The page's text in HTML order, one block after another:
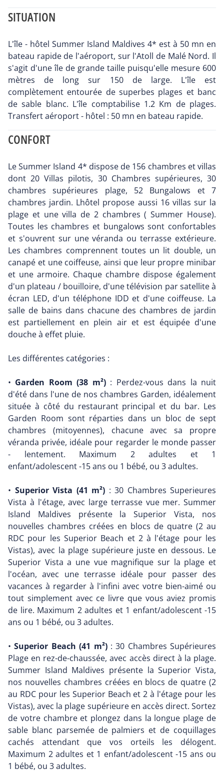
SITUATION
L'île - hôtel Summer Island Maldives 4* est à 50 mn en
bateau rapide de l'aéroport, sur l'Atoll de Malé Nord. Il
s'agit d'une île de grande taille puisqu'elle mesure 600
mètres de long sur 150 de large. L'île est
complètement entourée de superbes plages et banc
de sable blanc. L'île comptabilise 1.2 Km de plages.
Transfert aéroport - hôtel : 50 mn en bateau rapide.
CONFORT
Le Summer Island 4* dispose de 156 chambres et villas
dont 20 Villas pilotis, 30 Chambres supérieures, 30
chambres supérieures plage, 52 Bungalows et 7
chambres jardin. Lhôtel propose aussi 16 villas sur la
plage et une villa de 2 chambres ( Summer House).
Toutes les chambres et bungalows sont confortables
et s'ouvrent sur une véranda ou terrasse extérieure.
Les chambres comprennent toutes un lit double, un
canapé et une coiffeuse, ainsi que leur propre minibar
et une armoire. Chaque chambre dispose également
d'un plateau / bouilloire, d'une télévision par satellite à
écran LED, d'un téléphone IDD et d'une coiffeuse. La
salle de bains dans chacune des chambres de jardin
est partiellement en plein air et est équipée d'une
douche à effet pluie.
Les différentes catégories :
• Garden Room (38 m²): Perdez-vous dans la nuit
d'été dans l'une de nos chambres Garden, idéalement
située à côté du restaurant principal et du bar. Les
Garden Room sont réparties dans un bloc de sept
chambres (mitoyennes), chacune avec sa propre
véranda privée, idéale pour regarder le monde passer
- lentement. Maximum 2 adultes et 1
enfant/adolescent -15 ans ou 1 bébé, ou 3 adultes.
• Superior Vista (41 m²) : 30 Chambres Superieures
Vista à l'étage, avec large terrasse vue mer. Summer
Island Maldives présente la Superior Vista, nos
nouvelles chambres créées en blocs de quatre (2 au
RDC pour les Superior Beach et 2 à l'étage pour les
Vistas), avec la plage supérieure juste en dessous. Le
Superior Vista a une vue magnifique sur la plage et
l'océan, avec une terrasse idéale pour passer des
vacances à regarder à l'infini avec votre bien-aimé ou
tout simplement avec ce livre que vous aviez promis
de lire. Maximum 2 adultes et 1 enfant/adolescent -15
ans ou 1 bébé, ou 3 adultes.
•Superior Beach (41 m²): 30 Chambres Supérieures
Plage en rez-de-chaussée, avec accès direct à la plage.
Summer Island Maldives présente la Superior Vista,
nos nouvelles chambres créées en blocs de quatre (2
au RDC pour les Superior Beach et 2 à l'étage pour les
Vistas), avec la plage supérieure en accès direct. Sortez
de votre chambre et plongez dans la longue plage de
sable blanc parsemée de palmiers et de coquillages
cachés attendant que vos orteils les délogent.
Maximum 2 adultes et 1 enfant/adolescent -15 ans ou
1 bébé, ou 3 adultes.